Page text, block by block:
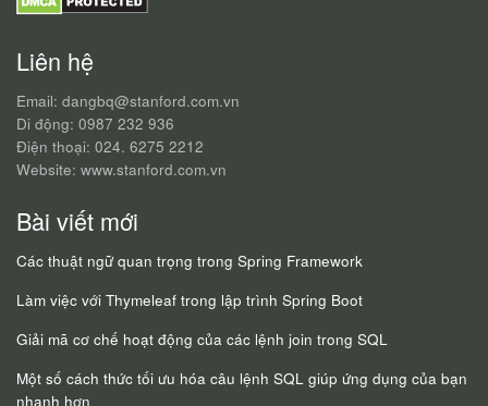
Liên hệ
Email: dangbq@stanford.com.vn
Di động: 0987 232 936
Điện thoại: 024. 6275 2212
Website: www.stanford.com.vn
Bài viết mới
Các thuật ngữ quan trọng trong Spring Framework
Làm việc với Thymeleaf trong lập trình Spring Boot
Giải mã cơ chế hoạt động của các lệnh join trong SQL
Một số cách thức tối ưu hóa câu lệnh SQL giúp ứng dụng của bạn
nhanh hơn